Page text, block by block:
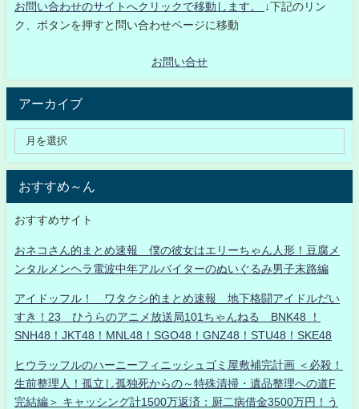
お問い合わせのサイトへクリックで移動します。
↓下記のリン
ク、ボタンを押すと問い合わせページに移動
お問い合せ
アーカイブ
おすすめ～ん
おすすめサイト
おネコさん的まとめ速報 僕の彼女はエリーちゃん人形！豆腐メ
ンタルメンヘラ電波中年アルバイターのぬいぐるみ男子末路編
アイドッフル！ ワタクシ的まとめ速報 地下格闘アイドルだい
すき！23 ひうらのアニメ放送局101ちゃんねる BNK48 ！
SNH48！JKT48！MNL48！SGO48！GNZ48！STU48！SKE48
ヒウラッフルのハーニーフィニッシュゴミ屋敷補完計画 ＜必殺！
生前整理人！孤立し孤独死からの～特殊清掃・遺品整理への道F
完結編＞ キャッシング計1500万返済：厨二病借金3500万円！う